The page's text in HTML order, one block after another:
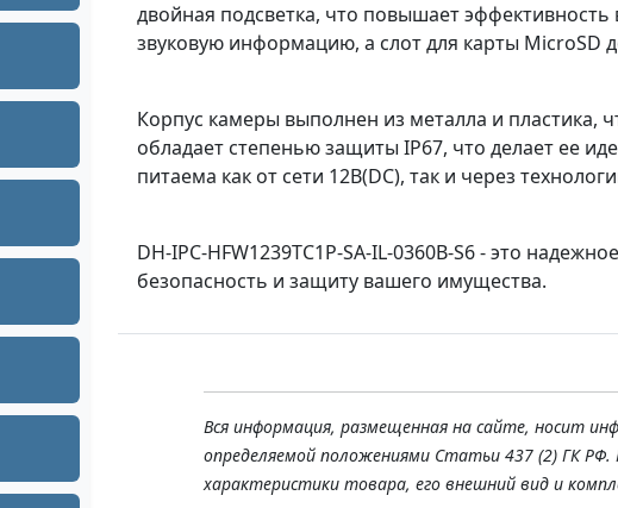
двойная подсветка, что повышает
звуковую информацию, а слот для карты MicroSD
Корпус камеры выполнен из металла и пластика,
обладает степенью защиты IP67, что делает ее
питаема как от сети 12В(DC), так и через
DH-IPC-HFW1239TC1P-SA-IL-0360B-S6 - это
безопасность и защиту вашего имущества.
Вся информация, размещенная на сайте, носит
определяемой положениями Статьи 437 (2) ГК
характеристики товара, его внешний вид и